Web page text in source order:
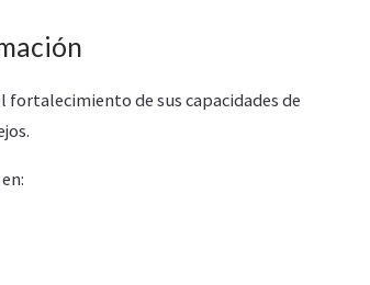
fortalecimiento de sus capacidades de